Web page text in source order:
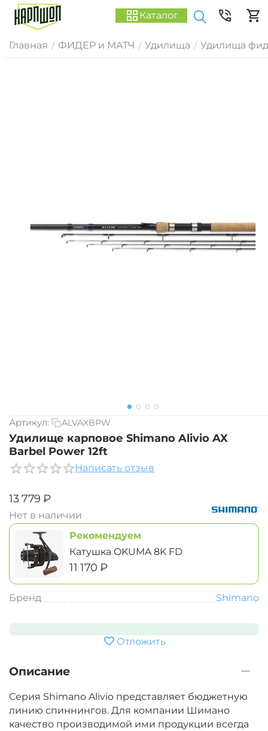
Каталог
Главная / ФИДЕР и МАТЧ / Удилища / Удилища
Артикул: ALVAXBPW
Удилище карповое Shimano Alivio AX
Barbel Power 12ft
Написать отзыв
‍13 779‍ ₽
Нет в наличии
Рекомендуем
Катушка OKUMA 8K FD
‍11 170‍ ₽
Бренд Shimano
Отложить
Описание
Серия Shimano Alivio представляет бюджетную
линию спиннингов. Для компании Шимано
качество производимой ими продукции всегда